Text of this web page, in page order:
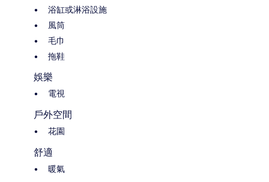
浴缸或淋浴設施
風筒
毛巾
拖鞋
娛樂
電視
戶外空間
花園
舒適
暖氣